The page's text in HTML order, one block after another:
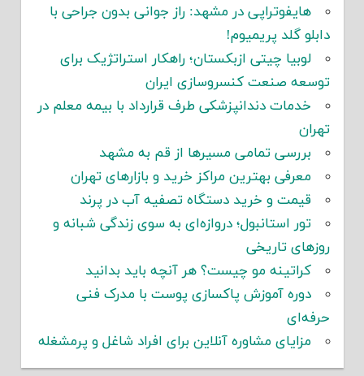
هایفوتراپی در مشهد: راز جوانی بدون جراحی با
دابلو گلد پریمیوم!
لوبیا چیتی ازبکستان؛ راهکار استراتژیک برای
توسعه صنعت کنسروسازی ایران
خدمات دندانپزشکی طرف قرارداد با بیمه معلم در
تهران
بررسی تمامی مسیرها از قم به مشهد
معرفی بهترین مراکز خرید و بازارهای تهران
قیمت و خرید دستگاه تصفیه آب در پرند
تور استانبول؛ دروازه‌ای به سوی زندگی شبانه و
روزهای تاریخی
کراتینه مو چیست؟ هر آنچه باید بدانید
دوره آموزش پاکسازی پوست با مدرک فنی
حرفه‌ای
مزایای مشاوره آنلاین برای افراد شاغل و پرمشغله